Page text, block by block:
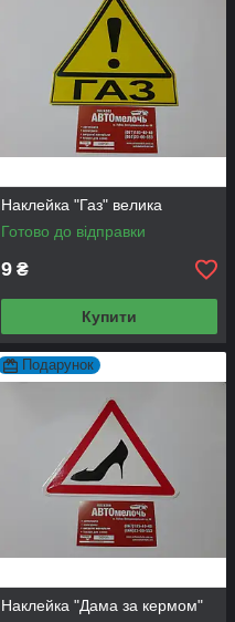
Наклейка "Газ" велика
Готово до відправки
9 ₴
Купити
Подарунок
Наклейка "Дама за кермом"